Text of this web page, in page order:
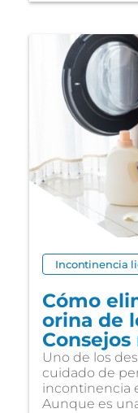
Incontinencia
Cómo
orina de
Uno de los
cuidado de
incontinencia
Aunque es